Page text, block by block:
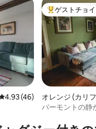
ビュー46件、5つ星中4.93
4.93 (46)
大好評のゲス
ゲストチョ
オレンジ (カリ
のマンション・
バーモントの静